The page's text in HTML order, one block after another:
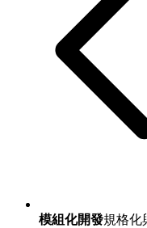
模組化開發規格化